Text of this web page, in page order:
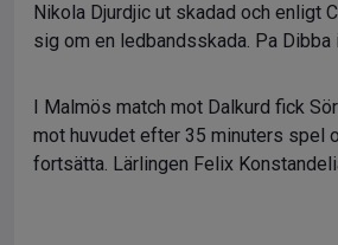
Nikola Djurdjic ut skadad och enligt
sig om en ledbandsskada. Pa Dibba
I Malmös match mot Dalkurd fick
mot huvudet efter 35 minuters spel
fortsätta. Lärlingen Felix